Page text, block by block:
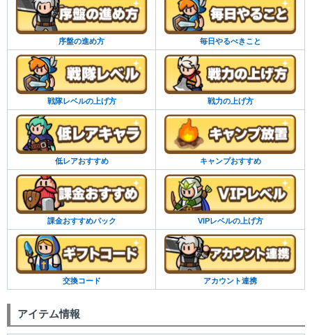
序盤の進め方 毎日やるべきこと
戦隊レベルの上げ方 戦力の上げ方
低レアおすすめ キャンプおすすめ
課金おすすめパック VIPレベルの上げ方
交換コード アカウント連携
アイテム情報